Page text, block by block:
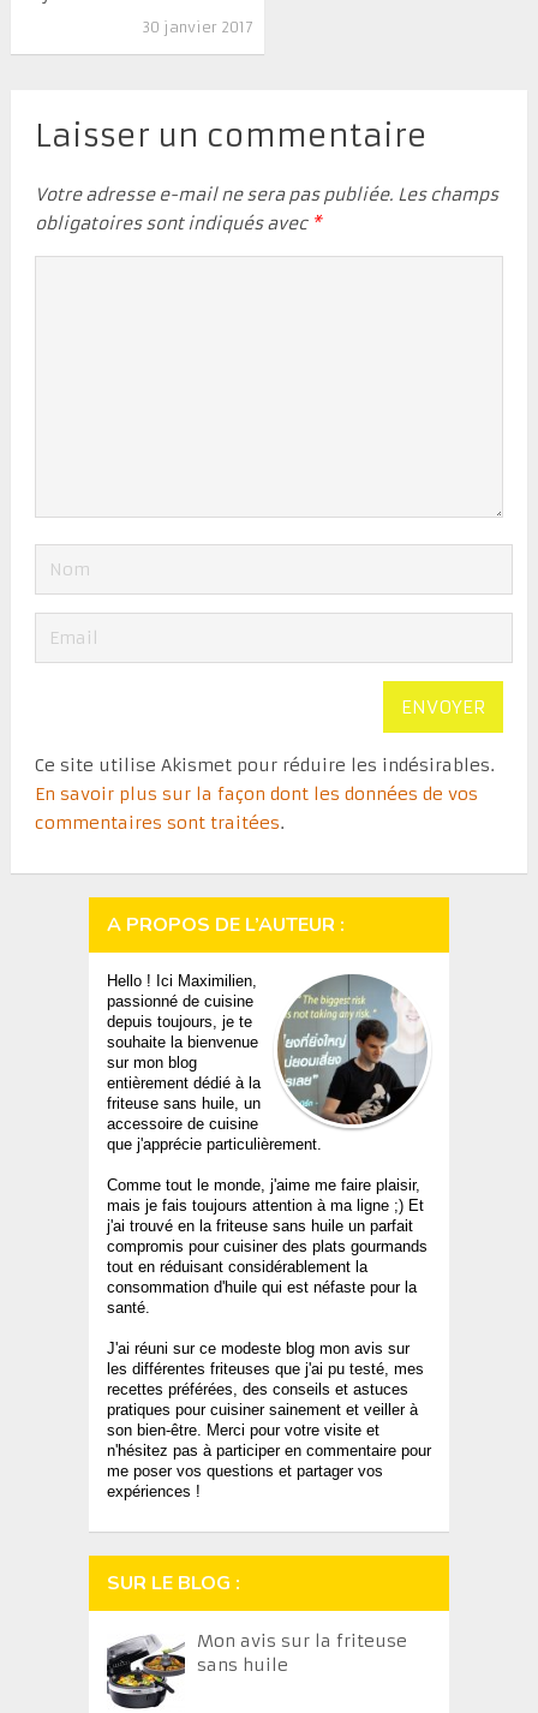
30 janvier 2017
Laisser un commentaire
Votre adresse e-mail ne sera pas publiée. Les champs
obligatoires sont indiqués avec *
Ce site utilise Akismet pour réduire les indésirables.
En savoir plus sur la façon dont les données de vos
commentaires sont traitées.
A PROPOS DE L’AUTEUR :
Hello ! Ici Maximilien,
passionné de cuisine
depuis toujours, je te
souhaite la bienvenue
sur mon blog
entièrement dédié à la
friteuse sans huile, un
accessoire de cuisine
que j'apprécie particulièrement.
Comme tout le monde, j'aime me faire plaisir,
mais je fais toujours attention à ma ligne ;) Et
j'ai trouvé en la friteuse sans huile un parfait
compromis pour cuisiner des plats gourmands
tout en réduisant considérablement la
consommation d'huile qui est néfaste pour la
santé.
J'ai réuni sur ce modeste blog mon avis sur
les différentes friteuses que j'ai pu testé, mes
recettes préférées, des conseils et astuces
pratiques pour cuisiner sainement et veiller à
son bien-être. Merci pour votre visite et
n'hésitez pas à participer en commentaire pour
me poser vos questions et partager vos
expériences !
SUR LE BLOG :
Mon avis sur la friteuse
sans huile